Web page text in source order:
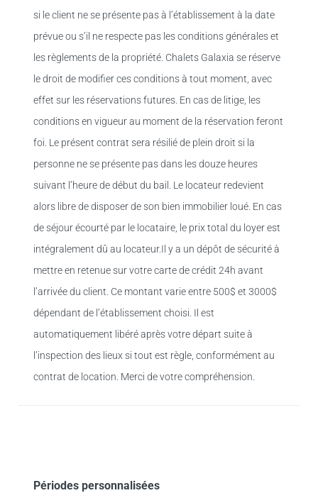
si le client ne se présente pas à l’établissement à la date
prévue ou s’il ne respecte pas les conditions générales et
les règlements de la propriété. Chalets Galaxia se réserve
le droit de modifier ces conditions à tout moment, avec
effet sur les réservations futures. En cas de litige, les
conditions en vigueur au moment de la réservation feront
foi. Le présent contrat sera résilié de plein droit si la
personne ne se présente pas dans les douze heures
suivant l’heure de début du bail. Le locateur redevient
alors libre de disposer de son bien immobilier loué. En cas
de séjour écourté par le locataire, le prix total du loyer est
intégralement dû au locateur.Il y a un dépôt de sécurité à
mettre en retenue sur votre carte de crédit 24h avant
l’arrivée du client. Ce montant varie entre 500$ et 3000$
dépendant de l’établissement choisi. Il est
automatiquement libéré après votre départ suite à
l’inspection des lieux si tout est règle, conformément au
contrat de location. Merci de votre compréhension.
Périodes personnalisées